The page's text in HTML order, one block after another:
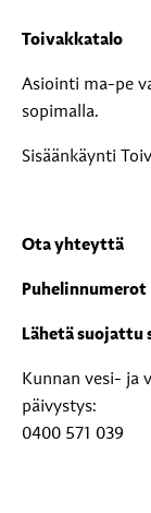
Toivakkatalo
Asiointi ma-pe
sopimalla.
Sisäänkäynti
Ota yhteyttä
Puhelinnumerot
Lähetä suojattu
Kunnan vesi- ja
päivystys:
0400 571 039